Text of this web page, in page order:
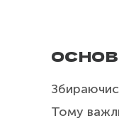
Тому